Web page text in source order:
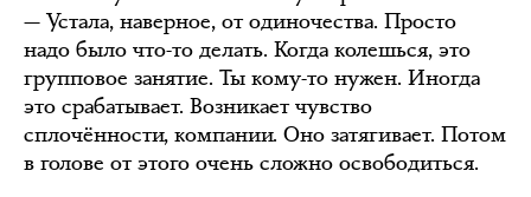
— Устала, наверное, от одиночества. Просто
надо было что-то делать. Когда колешься, это
групповое занятие. Ты кому-то нужен. Иногда
это срабатывает. Возникает чувство
сплочённости, компании. Оно затягивает. Потом
в голове от этого очень сложно освободиться.